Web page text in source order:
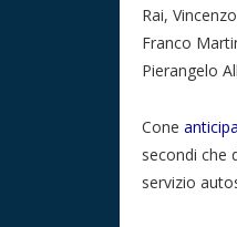
Rai,
Franco
Pierangelo
Cone
secondi che
servizio